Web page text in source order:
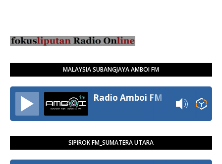
MALAYSIA SUBANGJAYA AMBOI FM
Radio Amboi FM
SIPIROK FM_SUMATERA UTARA